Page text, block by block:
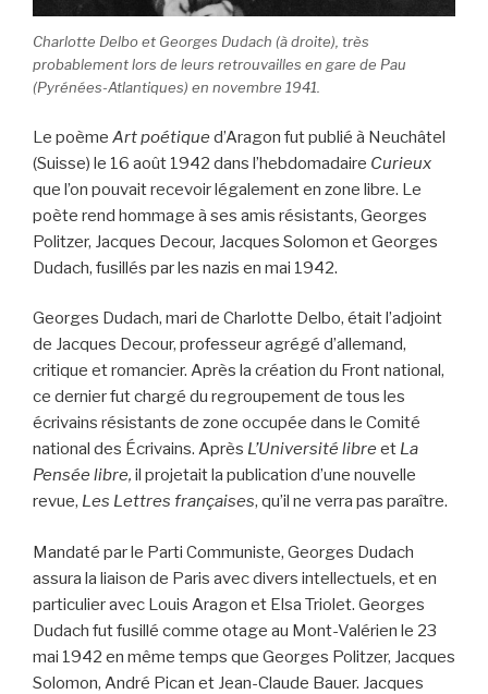
Charlotte Delbo et Georges Dudach (à droite), très
probablement lors de leurs retrouvailles en gare de Pau
(Pyrénées-Atlantiques) en novembre 1941.
Le poème Art poétique d’Aragon fut publié à Neuchâtel
(Suisse) le 16 août 1942 dans l’hebdomadaire Curieux
que l’on pouvait recevoir légalement en zone libre. Le
poète rend hommage à ses amis résistants, Georges
Politzer, Jacques Decour, Jacques Solomon et Georges
Dudach, fusillés par les nazis en mai 1942.
Georges Dudach, mari de Charlotte Delbo, était l’adjoint
de Jacques Decour, professeur agrégé d’allemand,
critique et romancier. Après la création du Front national,
ce dernier fut chargé du regroupement de tous les
écrivains résistants de zone occupée dans le Comité
national des Écrivains. Après L’Université libre et La
Pensée libre, il projetait la publication d’une nouvelle
revue, Les Lettres françaises, qu’il ne verra pas paraître.
Mandaté par le Parti Communiste, Georges Dudach
assura la liaison de Paris avec divers intellectuels, et en
particulier avec Louis Aragon et Elsa Triolet. Georges
Dudach fut fusillé comme otage au Mont-Valérien le 23
mai 1942 en même temps que Georges Politzer, Jacques
Solomon, André Pican et Jean-Claude Bauer. Jacques